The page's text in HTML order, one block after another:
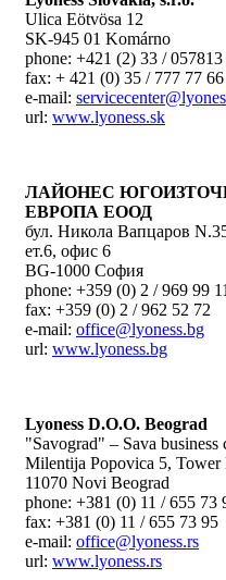
Ulica Eötvösa 12
SK-945 01 Komárno
phone: +421 (2) 33 / 057813
fax: + 421 (0) 35 / 777 77 66
e-mail: servicecenter
url: www.lyoness.sk
ЛАЙОНЕС
ЕВРОПА ЕООД
бул. Никола Вапцаров
ет.6, oфис 6
BG-1000 София
phone: +359 (0) 2 / 969 99
fax: +359 (0) 2 / 962 52 72
e-mail: office@lyoness.bg
url: www.lyoness.bg
Lyoness D.O.O. Beograd
"Savograd" – Sava business
Milentija Popovica 5, Tower
11070 Novi Beograd
phone: +381 (0) 11 / 655 73
fax: +381 (0) 11 / 655 73 95
e-mail: office@lyoness.rs
url: www.lyoness.rs